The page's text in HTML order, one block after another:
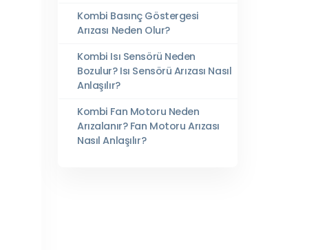
Kombi Basınç Göstergesi
Arızası Neden Olur?
Kombi Isı Sensörü Neden
Bozulur? Isı Sensörü Arızası Nasıl
Anlaşılır?
Kombi Fan Motoru Neden
Arızalanır? Fan Motoru Arızası
Nasıl Anlaşılır?